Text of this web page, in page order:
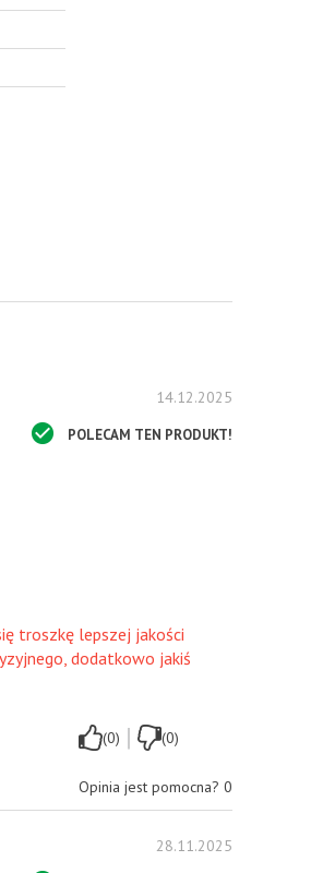
14.12.2025
POLECAM TEN PRODUKT!
troszkę lepszej jakości
dodatkowo jakiś
(0) | (0)
Opinia jest pomocna? 0
28.11.2025